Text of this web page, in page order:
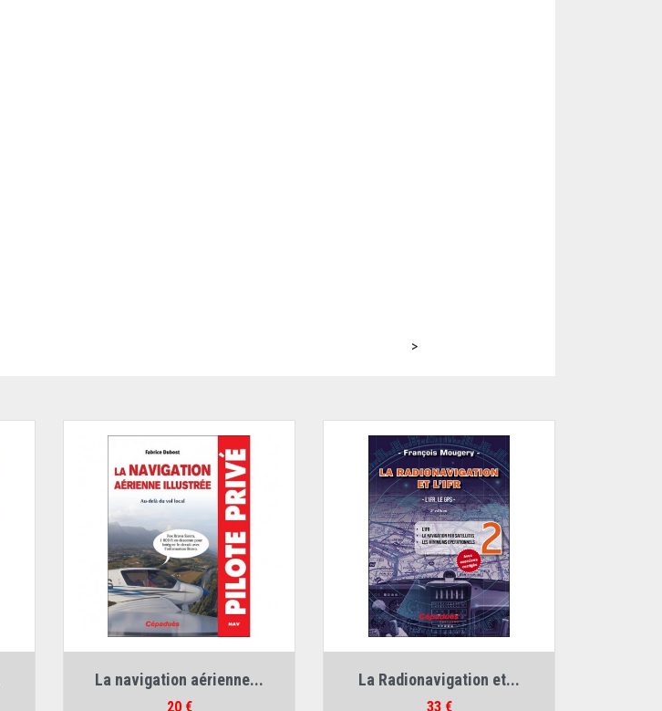
>
La navigation aérienne...
Prix
20 €
La Radionavigation et...
Prix
33 €